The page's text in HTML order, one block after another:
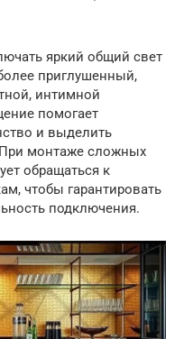
яркий общий свет
приглушенный,
интимной
помогает
и выделить
При монтаже сложных
обращаться к
чтобы гарантировать
подключения.